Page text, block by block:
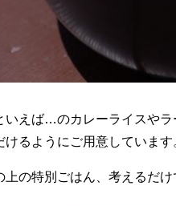
いえば…のカレーライスやラ
けるようにご用意しています
上の特別ごはん、考えるだ